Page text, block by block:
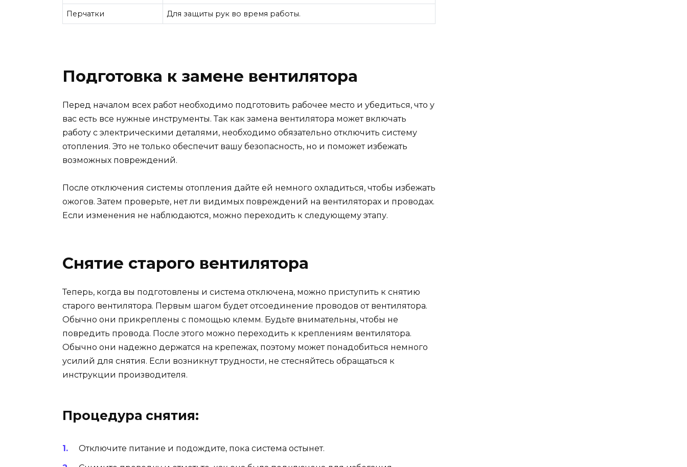
Перчатки Для защиты рук во время работы.
Подготовка к замене вентилятора
Перед началом всех работ необходимо подготовить рабочее место и убедиться, что у
вас есть все нужные инструменты. Так как замена вентилятора может включать
работу с электрическими деталями, необходимо обязательно отключить систему
отопления. Это не только обеспечит вашу безопасность, но и поможет избежать
возможных повреждений.
После отключения системы отопления дайте ей немного охладиться, чтобы избежать
ожогов. Затем проверьте, нет ли видимых повреждений на вентиляторах и проводах.
Если изменения не наблюдаются, можно переходить к следующему этапу.
Снятие старого вентилятора
Теперь, когда вы подготовлены и система отключена, можно приступить к снятию
старого вентилятора. Первым шагом будет отсоединение проводов от вентилятора.
Обычно они прикреплены с помощью клемм. Будьте внимательны, чтобы не
повредить провода. После этого можно переходить к креплениям вентилятора.
Обычно они надежно держатся на крепежах, поэтому может понадобиться немного
усилий для снятия. Если возникнут трудности, не стесняйтесь обращаться к
инструкции производителя.
Процедура снятия:
Отключите питание и подождите, пока система остынет.